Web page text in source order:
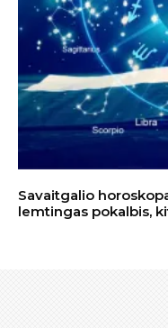
Savaitgalio
lemtingas pokalbis,